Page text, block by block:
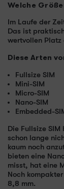
Welche
Im Laufe der
Das ist
wertvollen Platz
Diese Arten
Fullsize SIM
Mini-SIM
Micro-SIM
Nano-SIM
Embedded-
Die Fullsize
schon lange
kaum noch
bieten eine
misst, hat eine
Noch
8,8 mm.